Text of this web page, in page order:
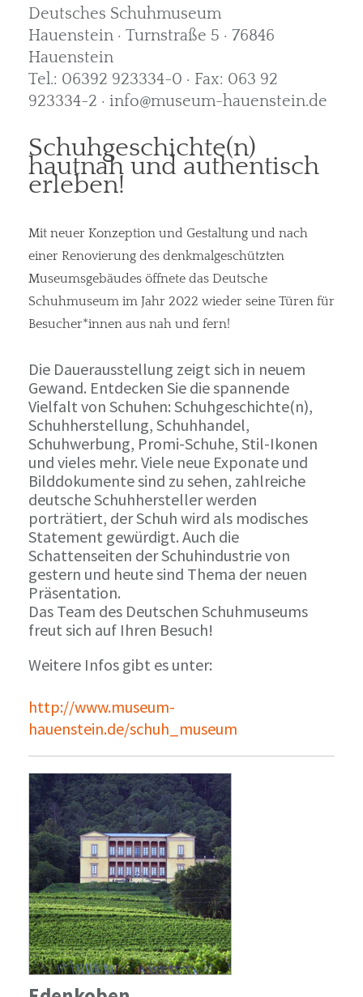
Deutsches Schuhmuseum
Hauenstein · Turnstraße 5 · 76846
Hauenstein
Tel.: 06392 923334-0 · Fax: 063 92
923334-2 · info@museum-hauenstein.de
Schuhgeschichte(n)
hautnah und authentisch
erleben!
Mit neuer Konzeption und Gestaltung und nach
einer Renovierung des denkmalgeschützten
Museumsgebäudes öffnete das Deutsche
Schuhmuseum im Jahr 2022 wieder seine Türen für
Besucher*innen aus nah und fern!
Die Dauerausstellung zeigt sich in neuem
Gewand. Entdecken Sie die spannende
Vielfalt von Schuhen: Schuhgeschichte(n),
Schuhherstellung, Schuhhandel,
Schuhwerbung, Promi-Schuhe, Stil-Ikonen
und vieles mehr. Viele neue Exponate und
Bilddokumente sind zu sehen, zahlreiche
deutsche Schuhhersteller werden
porträtiert, der Schuh wird als modisches
Statement gewürdigt. Auch die
Schattenseiten der Schuhindustrie von
gestern und heute sind Thema der neuen
Präsentation.
Das Team des Deutschen Schuhmuseums
freut sich auf Ihren Besuch!
Weitere Infos gibt es unter:
http://www.museum-
hauenstein.de/schuh_museum